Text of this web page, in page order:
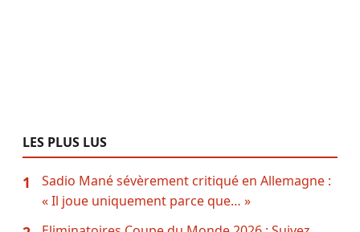
LES PLUS LUS
1
Sadio Mané sévèrement critiqué en Allemagne :
« Il joue uniquement parce que… »